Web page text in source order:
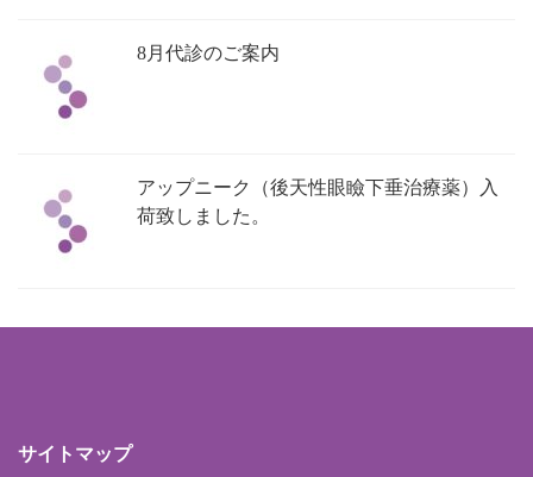
8月代診のご案内
アップニーク（後天性眼瞼下垂治療薬）入
荷致しました。
サイトマップ